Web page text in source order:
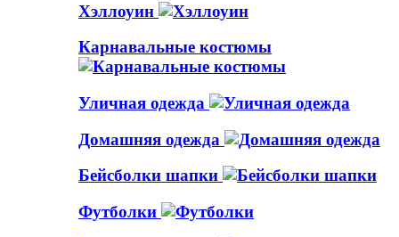
Хэллоуин
Карнавальные костюмы
Уличная одежда
Домашняя одежда
Бейсболки шапки
Футболки